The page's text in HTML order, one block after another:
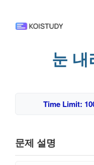
눈
Time Limit:
문제 설명